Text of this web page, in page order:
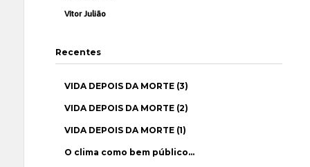
Vítor Julião
Recentes
VIDA DEPOIS DA MORTE (3)
VIDA DEPOIS DA MORTE (2)
VIDA DEPOIS DA MORTE (1)
O clima como bem público…